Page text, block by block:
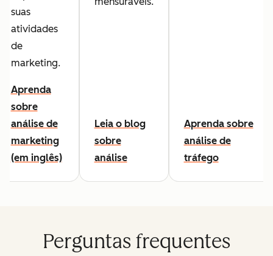
suas
atividades
de
marketing.
Aprenda
sobre
análise de
marketing
(em inglês)
Leia o blog
sobre
análise
Aprenda sobre
análise de
tráfego
Perguntas frequentes